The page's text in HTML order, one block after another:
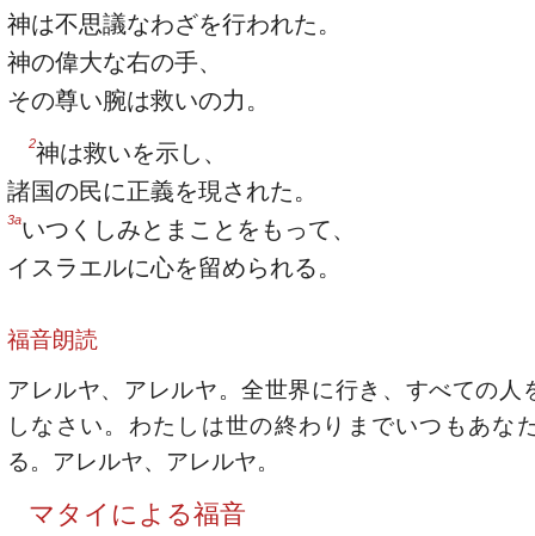
神は不思議なわざを行われた。
神の偉大な右の手、
その尊い腕は救いの力。
2神は救いを示し、
諸国の民に正義を現された。
3aいつくしみとまことをもって、
イスラエルに心を留められる。
福音朗読
アレルヤ、アレルヤ。全世界に行き、すべての人
しなさい。わたしは世の終わりまでいつもあな
る。アレルヤ、アレルヤ。
マタイによる福音